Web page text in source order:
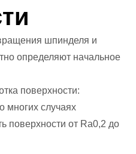
шпинделя и
определяют начальное
поверхности:
многих случаях
поверхности от Ra0,2 до